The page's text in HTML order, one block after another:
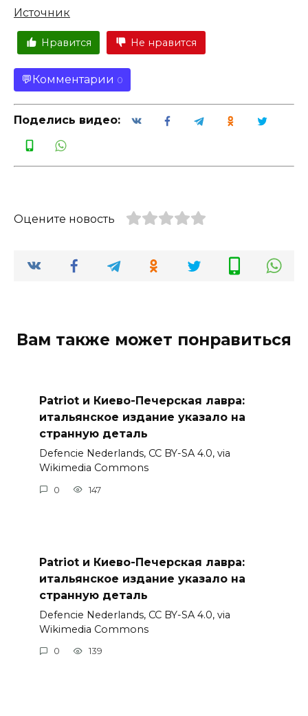
Источник
Нравится Не нравится
Комментарии 0
Поделись видео:
Оцените новость
Вам также может понравиться
Patriot и Киево-Печерская лавра:
итальянское издание указало на
странную деталь
Defencie Nederlands, CC BY-SA 4.0, via
Wikimedia Commons
0 147
Patriot и Киево-Печерская лавра:
итальянское издание указало на
странную деталь
Defencie Nederlands, CC BY-SA 4.0, via
Wikimedia Commons
0 139